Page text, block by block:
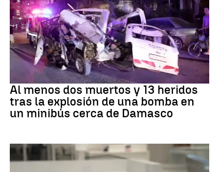
Al menos dos muertos y 13 heridos
tras la explosión de una bomba en
un minibús cerca de Damasco